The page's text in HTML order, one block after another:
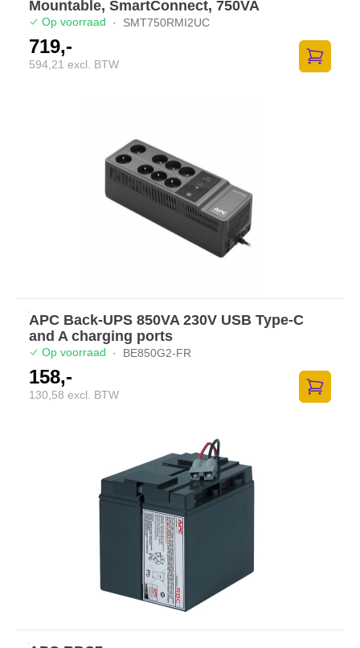
Mountable, SmartConnect, 750VA
Op voorraad · SMT750RMI2UC
719,-
594,21 excl. BTW
Zum
APC Back-UPS 850VA 230V USB Type-C
and A charging ports
Op voorraad · BE850G2-FR
158,-
130,58 excl. BTW
Zum